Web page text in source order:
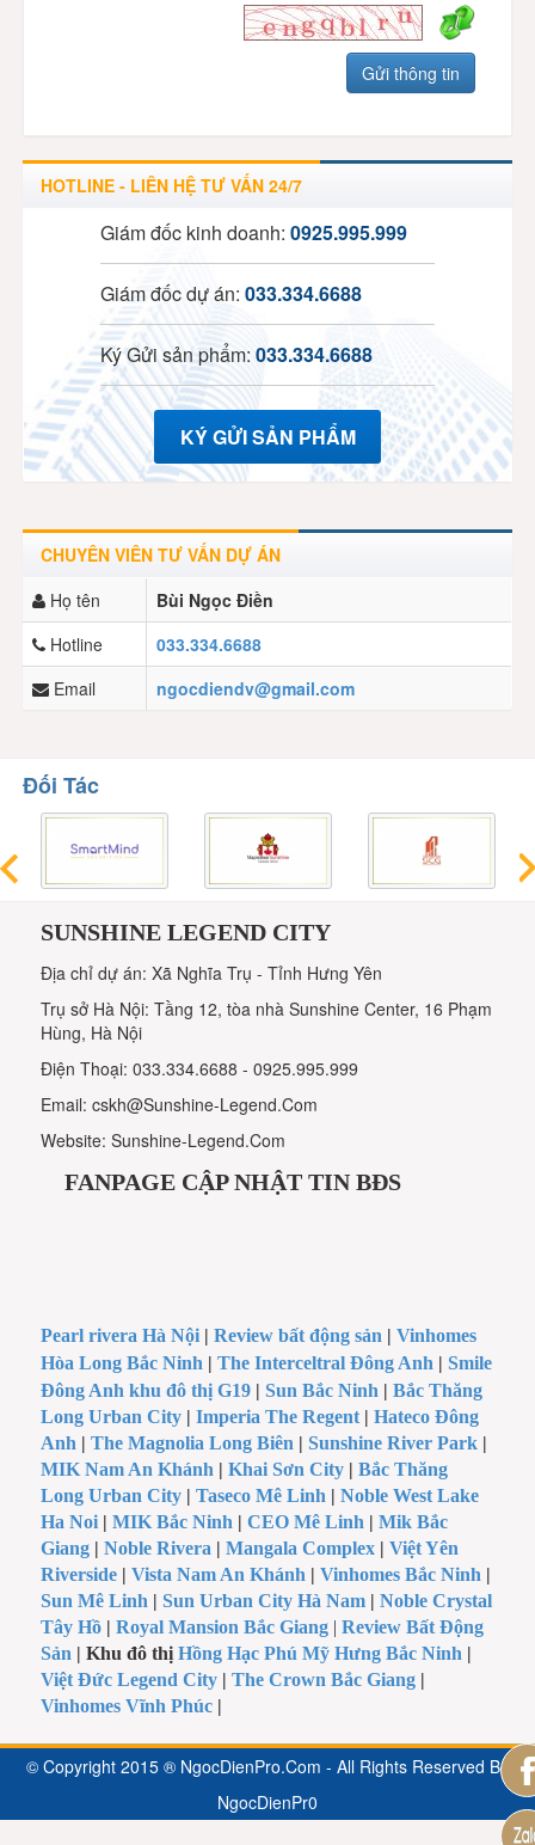
HOTLINE - LIÊN HỆ TƯ VẤN 24/7
Giám đốc kinh doanh: 0925.995.999
Giám đốc dự án: 033.334.6688
Ký Gửi sản phẩm: 033.334.6688
KÝ GỬI SẢN PHẨM
CHUYÊN VIÊN TƯ VẤN DỰ ÁN
Họ tên
Bùi Ngọc Điền
Hotline
033.334.6688
Email
ngocdiendv@gmail.com
Đối Tác
SUNSHINE LEGEND CITY
Địa chỉ dự án: Xã Nghĩa Trụ - Tỉnh Hưng Yên
Trụ sở Hà Nội: Tầng 12, tòa nhà Sunshine Center, 16 Phạm
Hùng, Hà Nội
Điện Thoại: 033.334.6688 - 0925.995.999
Email: cskh@Sunshine-Legend.Com
Website: Sunshine-Legend.Com
FANPAGE CẬP NHẬT TIN BĐS
Pearl rivera Hà Nội |Review bất động sản |Vinhomes
Hòa Long Bắc Ninh |The Interceltral Đông Anh |Smile
Đông Anh khu đô thị G19 |Sun Bắc Ninh |Bắc Thăng
Long Urban City |Imperia The Regent |Hateco Đông
Anh |The Magnolia Long Biên |Sunshine River Park |
MIK Nam An Khánh |Khai Sơn City |Bắc Thăng
Long Urban City |Taseco Mê Linh |Noble West Lake
Ha Noi | MIK Bắc Ninh |CEO Mê Linh |Mik Bắc
Giang |Noble Rivera |Mangala Complex |Việt Yên
Riverside |Vista Nam An Khánh |Vinhomes Bắc Ninh |
Sun Mê Linh |Sun Urban City Hà Nam | Noble Crystal
Tây Hồ |Royal Mansion Bắc Giang |Review Bất Động
Sản | Khu đô thịHồng Hạc Phú Mỹ Hưng Bắc Ninh |
Việt Đức Legend City |The Crown Bắc Giang |
Vinhomes Vĩnh Phúc |
© Copyright 2015 ® NgocDienPro.Com - All Rights Reserved Be
NgocDienPr0